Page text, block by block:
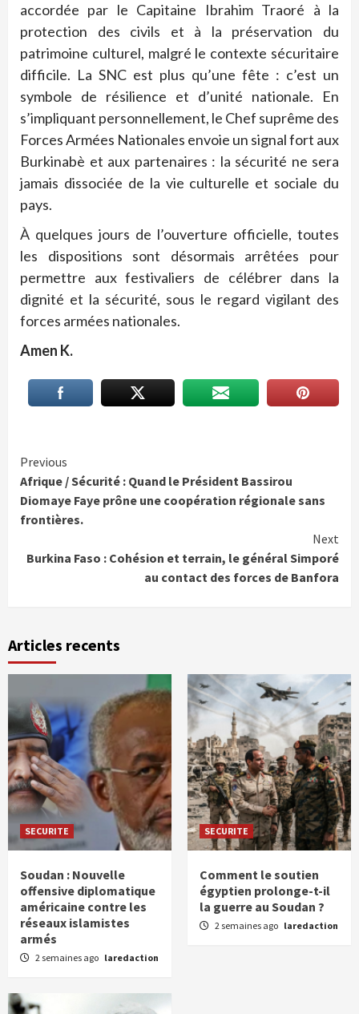
accordée par le Capitaine Ibrahim Traoré à la
protection des civils et à la préservation du
patrimoine culturel, malgré le contexte sécuritaire
difficile. La SNC est plus qu’une fête : c’est un
symbole de résilience et d’unité nationale. En
s’impliquant personnellement, le Chef suprême des
Forces Armées Nationales envoie un signal fort aux
Burkinabè et aux partenaires : la sécurité ne sera
jamais dissociée de la vie culturelle et sociale du
pays.
À quelques jours de l’ouverture officielle, toutes
les dispositions sont désormais arrêtées pour
permettre aux festivaliers de célébrer dans la
dignité et la sécurité, sous le regard vigilant des
forces armées nationales.
Amen K.
Continue
Reading
Previous
Afrique / Sécurité : Quand le Président Bassirou
Diomaye Faye prône une coopération régionale sans
frontières.
Next
Burkina Faso : Cohésion et terrain, le général Simporé
au contact des forces de Banfora
Articles recents
SECURITE
Soudan : Nouvelle
offensive diplomatique
américaine contre les
réseaux islamistes
armés
2 semaines ago laredaction
SECURITE
Comment le soutien
égyptien prolonge-t-il
la guerre au Soudan ?
2 semaines ago laredaction